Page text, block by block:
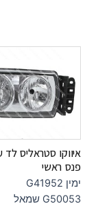
פנס ראשי
ימין G41952
G50053 שמאל